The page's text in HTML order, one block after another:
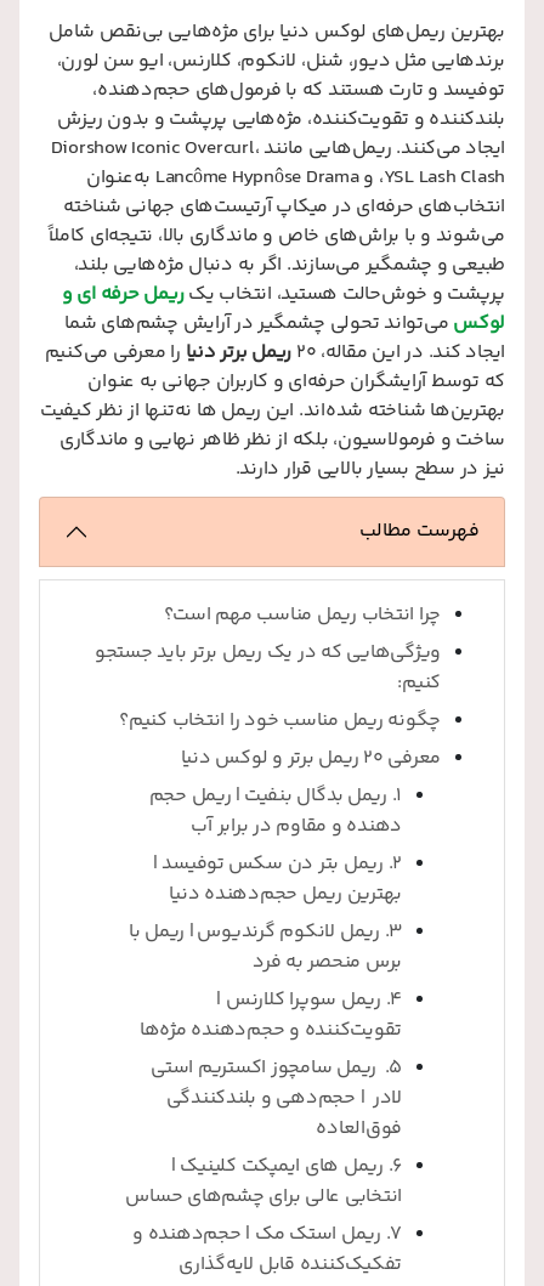
بهترین ریمل‌های لوکس دنیا برای مژه‌هایی بی‌نقص شامل
برندهایی مثل دیور، شنل، لانکوم، کلارنس، ایو سن لورن،
توفیسد و تارت هستند که با فرمول‌های حجم‌دهنده،
بلندکننده و تقویت‌کننده، مژه‌هایی پرپشت و بدون ریزش
ایجاد می‌کنند. ریمل‌هایی مانند Diorshow Iconic Overcurl،
YSL Lash Clash، و Lancôme Hypnôse Drama به‌عنوان
انتخاب‌های حرفه‌ای در میکاپ آرتیست‌های جهانی شناخته
می‌شوند و با براش‌های خاص و ماندگاری بالا، نتیجه‌ای کاملاً
طبیعی و چشمگیر می‌سازند. اگر به دنبال مژه‌هایی بلند،
پرپشت و خوش‌حالت هستید، انتخاب یکریمل حرفه‌ ای و
لوکس می‌تواند تحولی چشمگیر در آرایش چشم‌های شما
ایجاد کند. در این مقاله، ۲۰
ریمل برتر دنیا را معرفی می‌کنیم
که توسط آرایشگران حرفه‌ای و کاربران جهانی به عنوان
بهترین‌ها شناخته شده‌اند. این ریمل‌ ها نه‌تنها از نظر کیفیت
ساخت و فرمولاسیون، بلکه از نظر ظاهر نهایی و ماندگاری
نیز در سطح بسیار بالایی قرار دارند.
فهرست مطالب
چرا انتخاب ریمل مناسب مهم است؟
ویژگی‌هایی که در یک ریمل برتر باید جستجو
کنیم:
چگونه ریمل مناسب خود را انتخاب کنیم؟
معرفی 20 ریمل برتر و لوکس دنیا
1. ریمل بدگال بنفیت | ریمل حجم
دهنده و مقاوم در برابر آب
2. ریمل بتر دن سکس توفیسد |
بهترین ریمل حجم‌دهنده دنیا
3. ریمل لانکوم گرندیوس | ریمل با
برس منحصر به فرد
4. ریمل سوپرا کلارنس |
تقویت‌کننده و حجم‌دهنده مژه‌ها
5. ریمل سامچوز اکستریم استی
لادر | حجم‌دهی و بلندکنندگی
فوق‌العاده
6. ریمل های ایمپکت کلینیک |
انتخابی عالی برای چشم‌های حساس
7. ریمل استک مک | حجم‌دهنده و
تفکیک‌کننده قابل لایه‌گذاری